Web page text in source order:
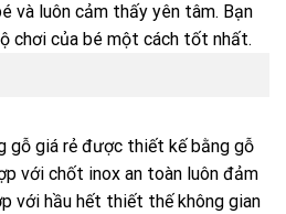
và luôn cảm thấy yên tâm. Bạn
chơi của bé một cách tốt nhất.
gỗ giá rẻ được thiết kế bằng gỗ
với chốt inox an toàn luôn đảm
với hầu hết thiết thế không gian